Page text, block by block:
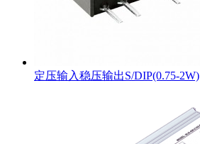
定压输入稳压输出S/DIP(0.75-2W)